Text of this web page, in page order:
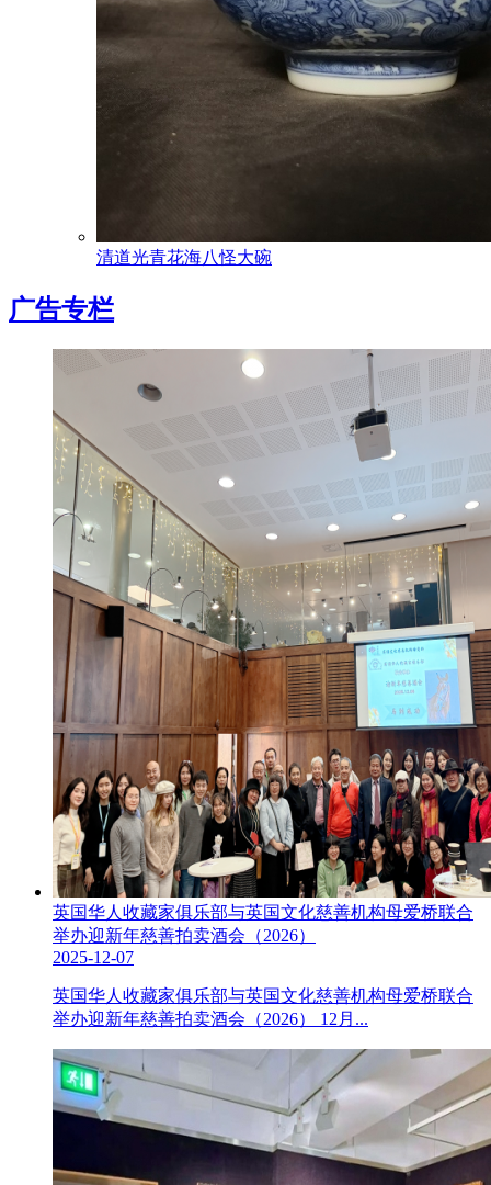
清道光青花海八怪大碗
广告专栏
英国华人收藏家俱乐部与英国文化慈善机构母爱桥联合
举办迎新年慈善拍卖酒会（2026）
2025-12-07
英国华人收藏家俱乐部与英国文化慈善机构母爱桥联合
举办迎新年慈善拍卖酒会（2026） 12月...